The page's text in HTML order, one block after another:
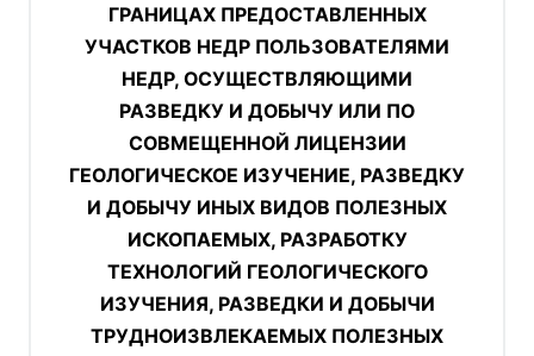
ГРАНИЦАХ ПРЕДОСТАВЛЕННЫХ
УЧАСТКОВ НЕДР ПОЛЬЗОВАТЕЛЯМИ
НЕДР, ОСУЩЕСТВЛЯЮЩИМИ
РАЗВЕДКУ И ДОБЫЧУ ИЛИ ПО
СОВМЕЩЕННОЙ ЛИЦЕНЗИИ
ГЕОЛОГИЧЕСКОЕ ИЗУЧЕНИЕ, РАЗВЕДКУ
И ДОБЫЧУ ИНЫХ ВИДОВ ПОЛЕЗНЫХ
ИСКОПАЕМЫХ, РАЗРАБОТКУ
ТЕХНОЛОГИЙ ГЕОЛОГИЧЕСКОГО
ИЗУЧЕНИЯ, РАЗВЕДКИ И ДОБЫЧИ
ТРУДНОИЗВЛЕКАЕМЫХ ПОЛЕЗНЫХ